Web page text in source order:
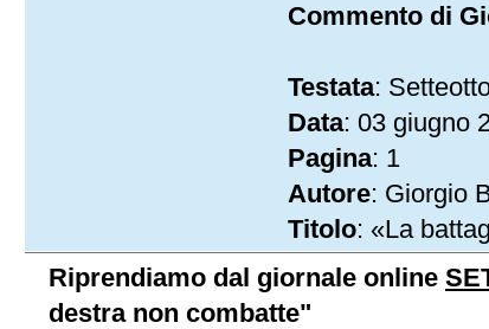
Commento di
Testata:
Data: 03 giugno
Pagina: 1
Autore: Giorgio
Titolo: «La
Riprendiamo dal giornale online
destra non combatte"